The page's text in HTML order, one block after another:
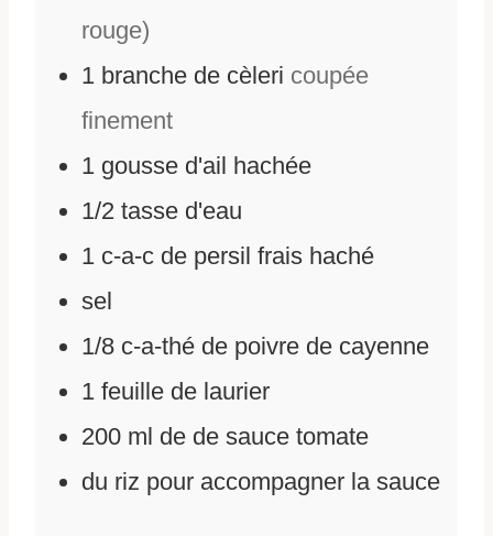
rouge)
1 branche de cèleri coupée
finement
1 gousse d'ail hachée
1/2 tasse d'eau
1 c-a-c de persil frais haché
sel
1/8 c-a-thé de poivre de cayenne
1 feuille de laurier
200 ml de de sauce tomate
du riz pour accompagner la sauce